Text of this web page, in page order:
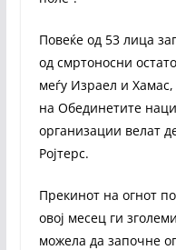
Повеќе од 53 лица
од смртоносни
меѓу Израел и
на Обединетите
организации велат
Ројтерс.
Прекинот на огнот
овој месец ги
можела да започне